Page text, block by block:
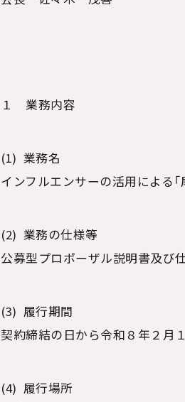
１ 業務内容
(1) 業務名
インフルエンサーの活用による「
(2) 業務の仕様等
公募型プロポーザル説明書及び
(3) 履行期間
契約締結の日から令和８年２月１
(4) 履行場所